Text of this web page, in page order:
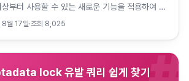
부터 사용할 수 있는 새로운 기능을 적용하여 복
버전에서 시점 복구를…
월 17일·조회 8,025
lock 유발 쿼리 쉽게 찾기